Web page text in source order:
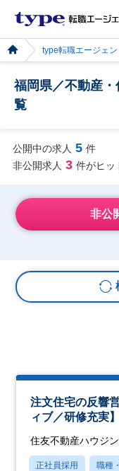
type転職エージェ
福岡県／不動産
覧
公開中の求人 5 件
非公開求人 3 件がヒッ
非公
注文住宅の反響
ィブ／研修充実】
住友不動産ハウジ
正社員採用 職種